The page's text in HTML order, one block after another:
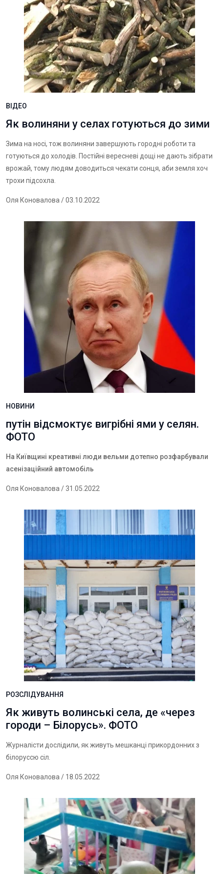
ВІДЕО
Як волиняни у селах готуються до зими
Зима на носі, тож волиняни завершують городні роботи та
готуються до холодів. Постійні вересневі дощі не дають зібрати
врожай, тому людям доводиться чекати сонця, аби земля хоч
трохи підсохла.
Оля Коновалова / 03.10.2022
НОВИНИ
путін відсмоктує вигрібні ями у селян.
ФОТО
На Київщині креативні люди вельми дотепно розфарбували
асенізаційний автомобіль
Оля Коновалова / 31.05.2022
РОЗСЛІДУВАННЯ
Як живуть волинські села, де «через
городи – Білорусь». ФОТО
Журналісти дослідили, як живуть мешканці прикордонних з
білоруссю сіл.
Оля Коновалова / 18.05.2022